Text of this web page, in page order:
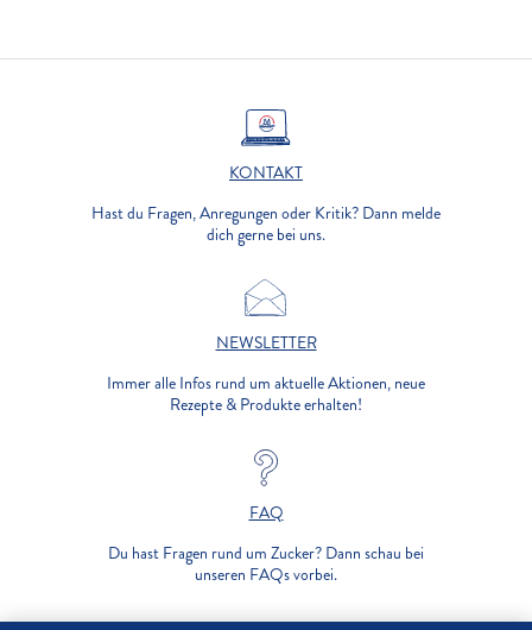
KONTAKT
Hast du Fragen, Anregungen oder Kritik? Dann melde
dich gerne bei uns.
NEWSLETTER
Immer alle Infos rund um aktuelle Aktionen, neue
Rezepte & Produkte erhalten!
FAQ
Du hast Fragen rund um Zucker? Dann schau bei
unseren FAQs vorbei.